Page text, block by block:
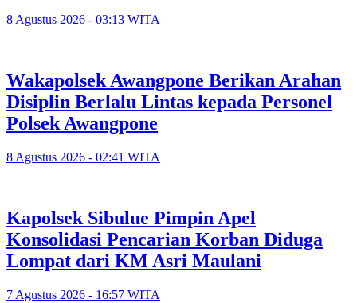
8 Agustus 2026 - 03:13 WITA
‎Wakapolsek Awangpone Berikan Arahan
Disiplin Berlalu Lintas kepada Personel
Polsek Awangpone
8 Agustus 2026 - 02:41 WITA
Kapolsek Sibulue Pimpin Apel
Konsolidasi Pencarian Korban Diduga
Lompat dari KM Asri Maulani
7 Agustus 2026 - 16:57 WITA